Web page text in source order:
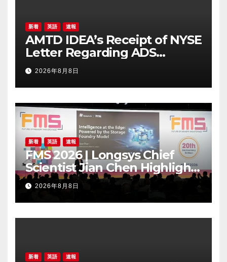
新着 英語 速報
AMTD IDEA’s Receipt of NYSE
Letter Regarding ADS
Trading Price’s Below
Compliance Standards
2026年8月8日
新着 英語 速報
FMS 2026 | Longsys Chief
Scientist Jian Chen Highlights
the Storage Foundry Model
for Edge AI
2026年8月8日
新着 英語 速報